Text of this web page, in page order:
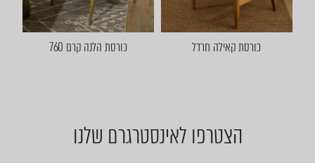
כורסת קאילה חרדל כורסת הלנה קרם 760
הצטרפו לאינסטרגרם שלנו